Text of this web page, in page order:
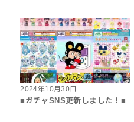
2024年10月30日
■ガチャSNS更新しました！■